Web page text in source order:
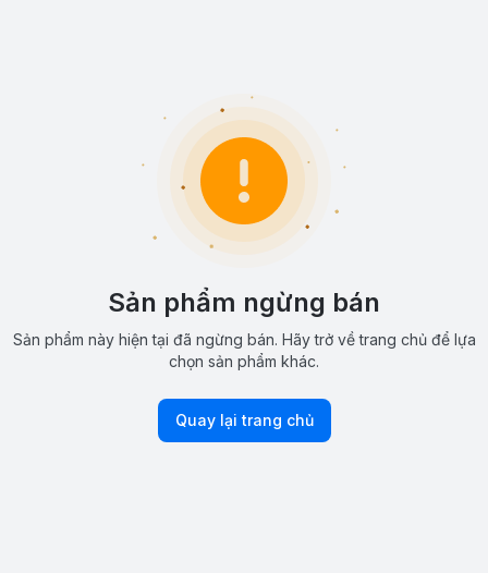
Sản phẩm ngừng bán
Sản phẩm này hiện tại đã ngừng bán. Hãy trở về trang chủ để lựa
chọn sản phẩm khác.
Quay lại trang chủ